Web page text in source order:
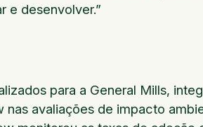
e desenvolver.”
para a General Mills,
avaliações de impacto